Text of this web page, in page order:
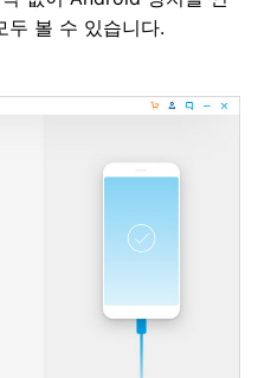
두 볼 수 있습니다.